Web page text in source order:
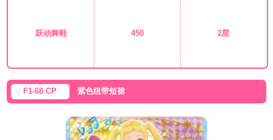
跃动舞鞋 450 2星
F1-68 CP 紫色纽带短裙